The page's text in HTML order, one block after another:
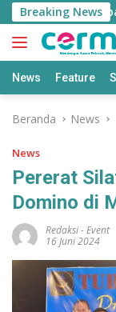
Langsung
ke
konten
Breaking News
Bertambah
News Feature
Beranda News
News
Pererat
Domino di
Redaksi-Event
16 Juni 2024